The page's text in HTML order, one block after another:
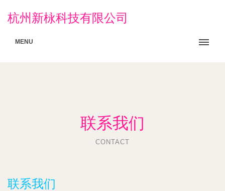
杭州新栐科技有限公司
MENU
联系我们
CONTACT
联系我们